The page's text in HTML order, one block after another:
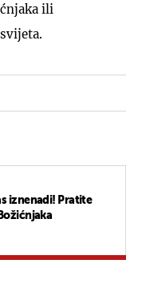
ili
iznenadi! Pratite